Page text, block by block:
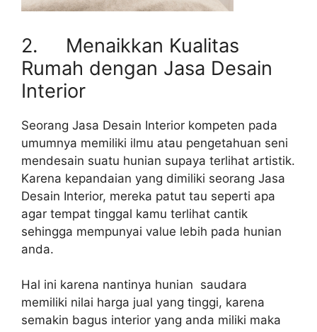
2. Menaikkan Kualitas
Rumah dengan Jasa Desain
Interior
Seorang Jasa Desain Interior kompeten pada
umumnya memiliki ilmu atau pengetahuan seni
mendesain suatu hunian supaya terlihat artistik.
Karena kepandaian yang dimiliki seorang Jasa
Desain Interior, mereka patut tau seperti apa
agar tempat tinggal kamu terlihat cantik
sehingga mempunyai value lebih pada hunian
anda.
Hal ini karena nantinya hunian saudara
memiliki nilai harga jual yang tinggi, karena
semakin bagus interior yang anda miliki maka